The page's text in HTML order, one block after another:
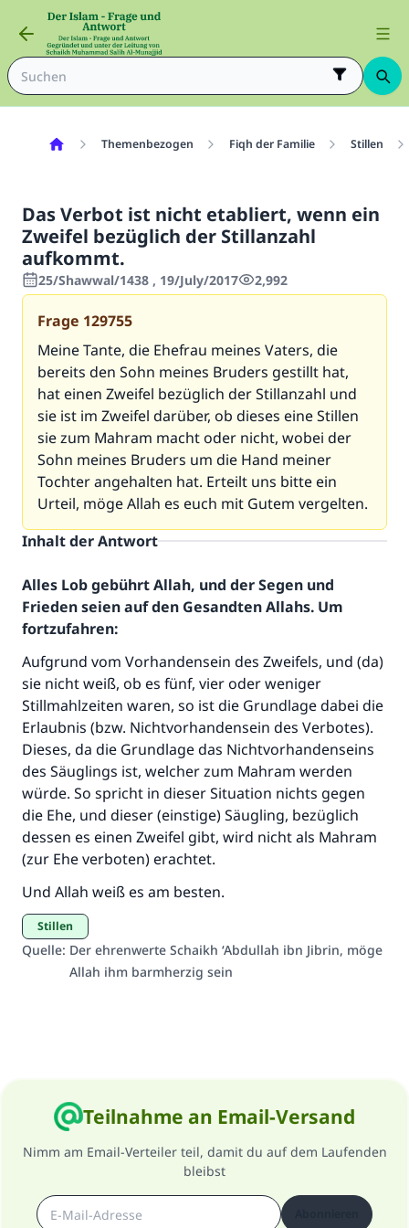
Themenbezogen Fiqh der Familie Stillen
Das Verbot ist nicht etabliert, wenn ein
Zweifel bezüglich der Stillanzahl
aufkommt.
25/Shawwal/1438 , 19/July/2017 2,992
Frage 129755
Meine Tante, die Ehefrau meines Vaters, die
bereits den Sohn meines Bruders gestillt hat,
hat einen Zweifel bezüglich der Stillanzahl und
sie ist im Zweifel darüber, ob dieses eine Stillen
sie zum Mahram macht oder nicht, wobei der
Sohn meines Bruders um die Hand meiner
Tochter angehalten hat. Erteilt uns bitte ein
Urteil, möge Allah es euch mit Gutem vergelten.
Inhalt der Antwort
Alles Lob gebührt Allah, und der Segen und
Frieden seien auf den Gesandten Allahs. Um
fortzufahren:
Aufgrund vom Vorhandensein des Zweifels, und (da)
sie nicht weiß, ob es fünf, vier oder weniger
Stillmahlzeiten waren, so ist die Grundlage dabei die
Erlaubnis (bzw. Nichtvorhandensein des Verbotes).
Dieses, da die Grundlage das Nichtvorhandenseins
des Säuglings ist, welcher zum Mahram werden
würde. So spricht in dieser Situation nichts gegen
die Ehe, und dieser (einstige) Säugling, bezüglich
dessen es einen Zweifel gibt, wird nicht als Mahram
(zur Ehe verboten) erachtet.
Und Allah weiß es am besten.
Stillen
Quelle: Der ehrenwerte Schaikh ‘Abdullah ibn Jibrin, möge
Allah ihm barmherzig sein
Teilnahme an Email-Versand
Nimm am Email-Verteiler teil, damit du auf dem Laufenden
bleibst
Die Antwort Nr. 110845 rettete eine
Ehe.
Unterstütze die Arbeit von Islam Q&A
Der Prophet -Allahs Segen und Frieden auf
ihm- sagte:
"Wer zum Guten aufruft, hat den Lohn
desjenigen, der sie durchführt."
Beitrag dazu